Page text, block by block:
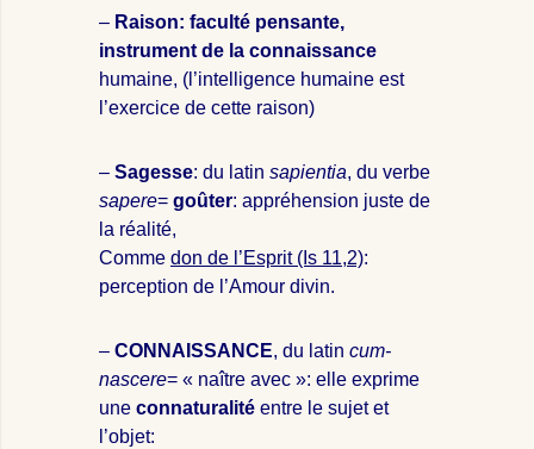
– Raison: faculté pensante,
instrument de la connaissance
humaine, (l’intelligence humaine est
l’exercice de cette raison)
– Sagesse: du latin sapientia, du verbe
sapere= goûter: appréhension juste de
la réalité,
Comme don de l’Esprit (Is 11,2):
perception de l’Amour divin.
– CONNAISSANCE, du latin cum-
nascere= « naître avec »: elle exprime
une connaturalité entre le sujet et
l’objet: